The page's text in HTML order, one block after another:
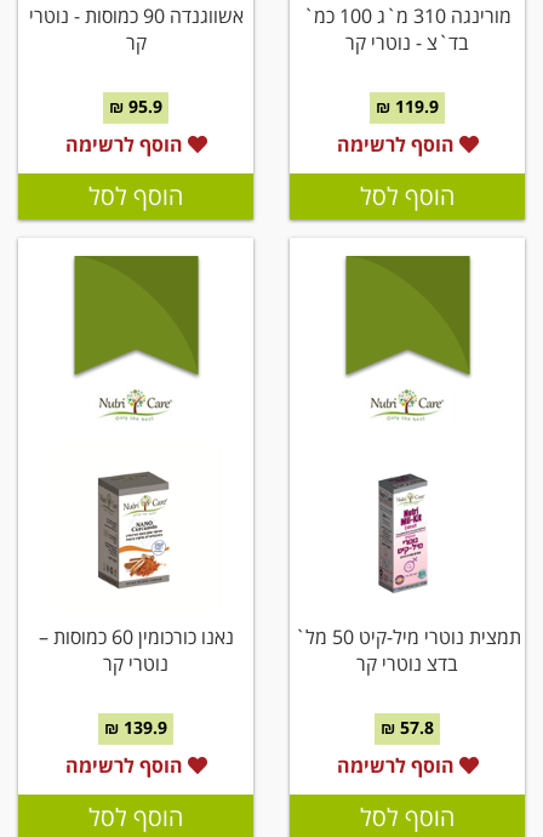
מורינגה 310 מ`ג 100 כמ`
בד`צ - נוטרי קר
119.9 ₪
הוסף לרשימה
הוסף לסל
אשווגנדה 90 כמוסות - נוטרי
קר
95.9 ₪
הוסף לרשימה
הוסף לסל
תמצית נוטרי מיל-קיט 50 מל`
בדצ נוטרי קר
57.8 ₪
הוסף לרשימה
הוסף לסל
נאנו כורכומין 60 כמוסות –
נוטרי קר
139.9 ₪
הוסף לרשימה
הוסף לסל